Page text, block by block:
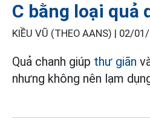
C bằng loại quả
KIỀU VŨ (THEO AANS) | 02/01/
Quả chanh giúp thư giãn
nhưng không nên lạm